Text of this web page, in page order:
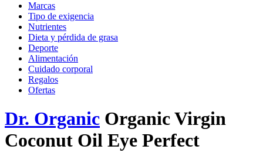
Marcas
Tipo de exigencia
Nutrientes
Dieta y pérdida de grasa
Deporte
Alimentación
Cuidado corporal
Regalos
Ofertas
Dr. Organic Organic Virgin
Coconut Oil Eye Perfect